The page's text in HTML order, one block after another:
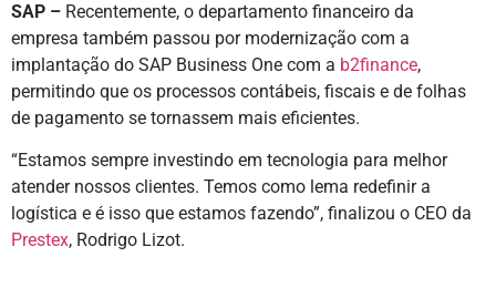
SAP – Recentemente, o departamento financeiro da
empresa também passou por modernização com a
implantação do SAP Business One com a b2finance,
permitindo que os processos contábeis, fiscais e de folhas
de pagamento se tornassem mais eficientes.
“Estamos sempre investindo em tecnologia para melhor
atender nossos clientes. Temos como lema redefinir a
logística e é isso que estamos fazendo”, finalizou o CEO da
Prestex, Rodrigo Lizot.